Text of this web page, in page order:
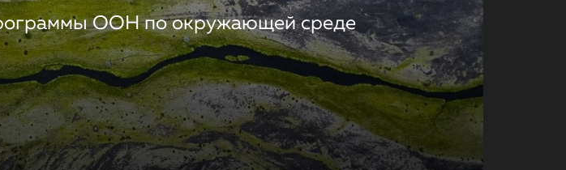
ООН по окружающей среде